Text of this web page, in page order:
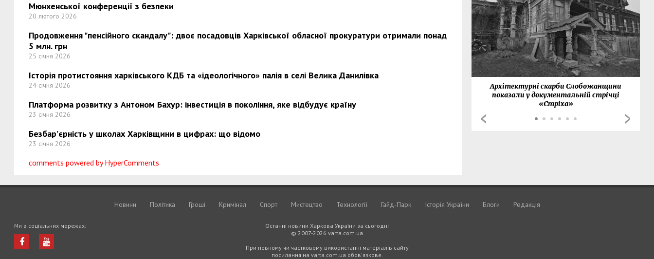
Мюнхенської конференції з безпеки
20 лютого 2026
Продовження "пенсійного скандалу": двоє посадовців Харківської обласної прокуратури отримали понад
5 млн. грн
25 січня 2026
Історія протистояння харківського КДБ та «ідеологічного» палія в селі Велика Данилівка
24 січня 2026
Платформа розвитку з Антоном Бахур: інвестиція в покоління, яке відбудує країну
23 січня 2026
Безбар’єрність у школах Харківщини в цифрах: що відомо
23 січня 2026
comments powered by HyperComments
Архітектурні скарби Слобожанщини
показали у документальній стрічці
«Стріха»
Новини Політика Грошi Кримiнал Спорт Мистецтво Технологiї Гайд-Парк Історія України Блоги Редакція
Останні новини Харкова України за сьогодні
© 2007-2026 varta.com.ua
При повному чи частковому використанні матеріалів сайту
посилання на varta.com.ua обов'язкове.
Ми в соціальних мережах: